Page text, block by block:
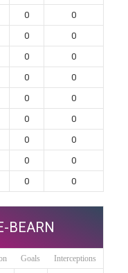
0
0
0
0
0
0
0
0
0
0
0
0
0
0
0
0
0 0
BEARN
Goals Interceptions